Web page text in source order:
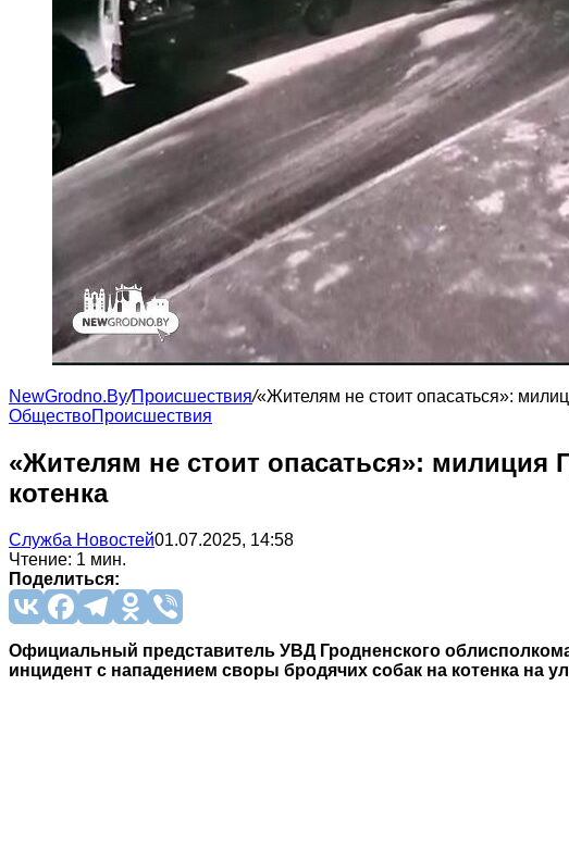
NewGrodno.By/Происшествия/«Жителям не стоит опасаться»:
ОбществоПроисшествия
«Жителям не стоит опасаться»: милиция
котенка
Служба Новостей01.07.2025, 14:58
Чтение: 1 мин.
Поделиться:
Официальный представитель УВД Гродненского
инцидент с нападением своры бродячих собак на котенка на